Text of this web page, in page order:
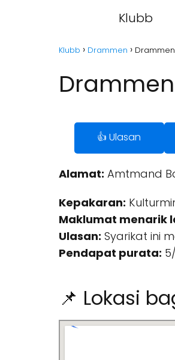
Klubb
Klubb Drammen
👍 Ulasan
Alamat: Amtmand
Kepakaran:
Maklumat menarik
Ulasan: Syarikat ini
Pendapat purata:
📌 Lokasi